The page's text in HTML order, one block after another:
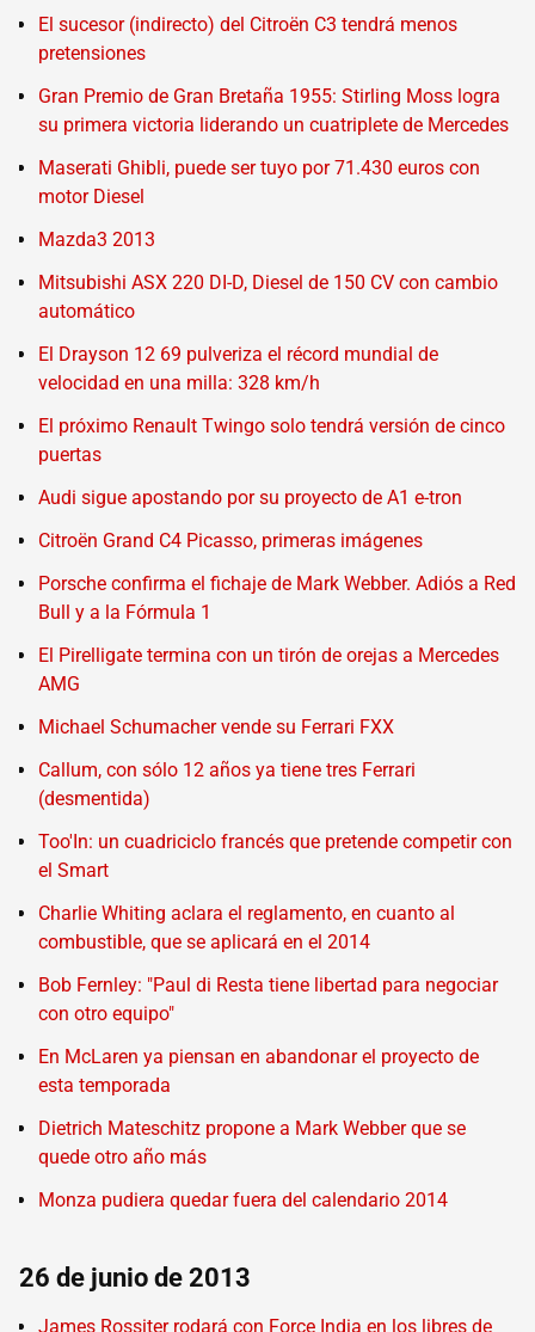
El sucesor (indirecto) del Citroën C3 tendrá menos
pretensiones
Gran Premio de Gran Bretaña 1955: Stirling Moss logra
su primera victoria liderando un cuatriplete de Mercedes
Maserati Ghibli, puede ser tuyo por 71.430 euros con
motor Diesel
Mazda3 2013
Mitsubishi ASX 220 DI-D, Diesel de 150 CV con cambio
automático
El Drayson 12 69 pulveriza el récord mundial de
velocidad en una milla: 328 km/h
El próximo Renault Twingo solo tendrá versión de cinco
puertas
Audi sigue apostando por su proyecto de A1 e-tron
Citroën Grand C4 Picasso, primeras imágenes
Porsche confirma el fichaje de Mark Webber. Adiós a Red
Bull y a la Fórmula 1
El Pirelligate termina con un tirón de orejas a Mercedes
AMG
Michael Schumacher vende su Ferrari FXX
Callum, con sólo 12 años ya tiene tres Ferrari
(desmentida)
Too'In: un cuadriciclo francés que pretende competir con
el Smart
Charlie Whiting aclara el reglamento, en cuanto al
combustible, que se aplicará en el 2014
Bob Fernley: "Paul di Resta tiene libertad para negociar
con otro equipo"
En McLaren ya piensan en abandonar el proyecto de
esta temporada
Dietrich Mateschitz propone a Mark Webber que se
quede otro año más
Monza pudiera quedar fuera del calendario 2014
26 de junio de 2013
James Rossiter rodará con Force India en los libres de